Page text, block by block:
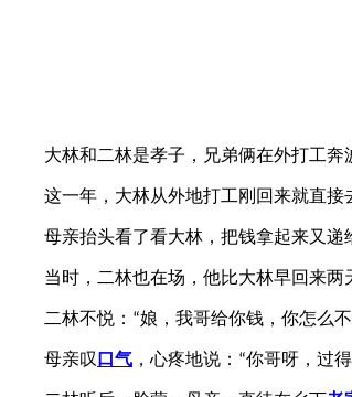
大林和二林是孝子，兄弟俩在外打工奔
这一年，大林从外地打工刚回来就直接
母亲抬头看了看大林，把钱拿起来又递
当时，二林也在场，他比大林早回来两
二林不悦： “娘，我哥给你钱，你怎么
母亲叹 口气 ，心疼地说： “你哥呀，过